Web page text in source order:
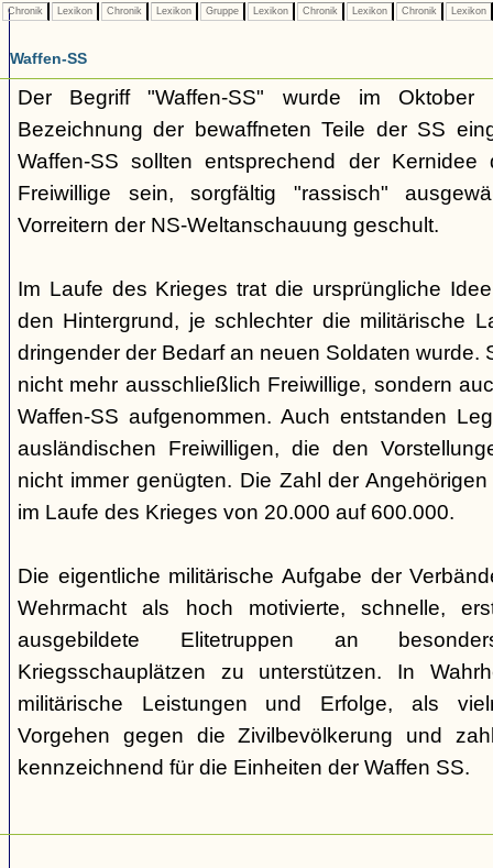
Chronik Lexikon Chronik Lexikon Gruppe Lexikon Chronik Lexikon Chronik Lexikon
Waffen-SS
Der Begriff "Waffen-SS" wurde im
Bezeichnung der bewaffneten Teile der SS
Waffen-SS sollten entsprechend der
Freiwillige sein, sorgfältig "rassisch"
Vorreitern der NS-Weltanschauung geschult.
Im Laufe des Krieges trat die ursprüngliche
den Hintergrund, je schlechter die militärische
dringender der Bedarf an neuen Soldaten wurde.
nicht mehr ausschließlich Freiwillige, sondern
Waffen-SS aufgenommen. Auch entstanden
ausländischen Freiwilligen, die den
nicht immer genügten. Die Zahl der
im Laufe des Krieges von 20.000 auf 600.000.
Die eigentliche militärische Aufgabe der
Wehrmacht als hoch motivierte, schnelle,
ausgebildete Elitetruppen an
Kriegsschauplätzen zu unterstützen. In
militärische Leistungen und Erfolge, als
Vorgehen gegen die Zivilbevölkerung und
kennzeichnend für die Einheiten der Waffen SS.